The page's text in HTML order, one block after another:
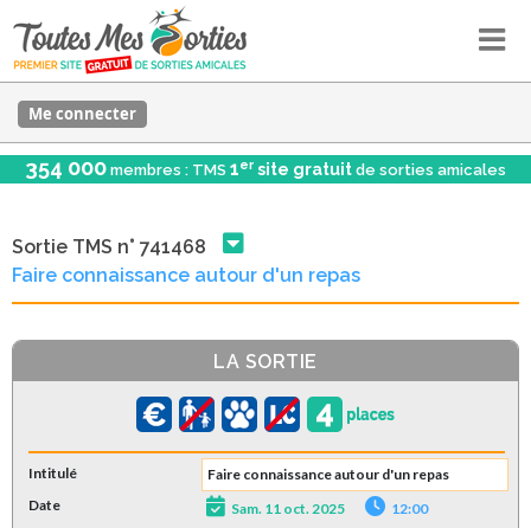
Me connecter
354 000 membres : TMS 1er site gratuit de sorties amicales
Sortie TMS n° 741468
Faire connaissance autour d'un repas
LA SORTIE
Intitulé
Faire connaissance autour d'un repas
Date
Sam. 11 oct. 2025
12:00